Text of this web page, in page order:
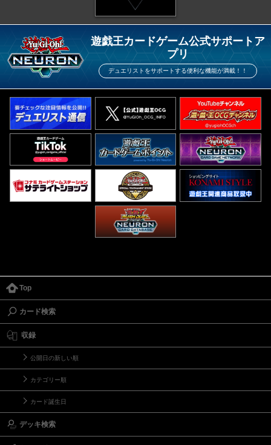
遊戯王カードゲーム公式サポートア
プリ
デュエリストをサポートする便利な機能が満載！！
Top
カード検索
収録
公開日の新しい順
カテゴリー順
カード誕生日
デッキ検索